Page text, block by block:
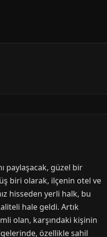
paylaşacak, güzel bir
biri olarak, ilçenin otel ve
hisseden yerli halk, bu
hale geldi. Artık
olan, karşındaki kişinin
özellikle sahil